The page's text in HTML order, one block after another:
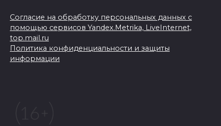
Согласие на обработку персональных данных с
помощью сервисов Yandex.Metrika, LiveInternet,
top.mail.ru
Политика конфиденциальности и защиты
информации